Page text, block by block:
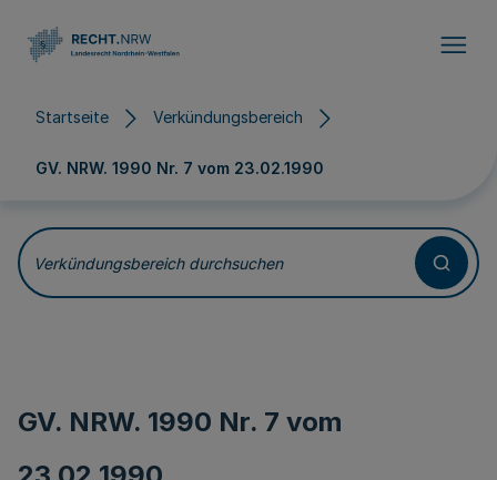
Startseite Verkündungsbereich
GV. NRW. 1990 Nr. 7 vom 23.02.1990
Verkündungsbereich durchsuchen
GV. NRW. 1990 Nr. 7 vom